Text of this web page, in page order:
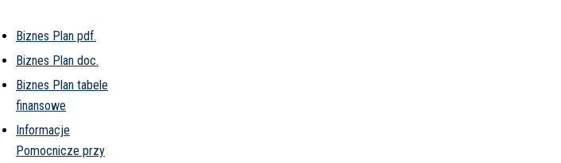
Biznes Plan pdf.
Biznes Plan doc.
Biznes Plan tabele
finansowe
Informacje
Pomocnicze przy